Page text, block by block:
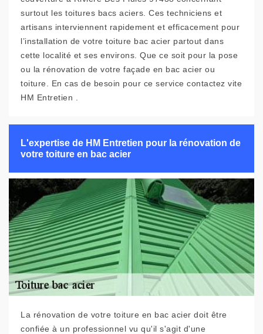
surtout les toitures bacs aciers. Ces techniciens et
artisans interviennent rapidement et efficacement pour
l’installation de votre toiture bac acier partout dans
cette localité et ses environs. Que ce soit pour la pose
ou la rénovation de votre façade en bac acier ou
toiture. En cas de besoin pour ce service contactez vite
HM Entretien .
L'expertise de HM Entretien pour la rénovation de
votre toiture en bac acier
La rénovation de votre toiture en bac acier doit être
confiée à un professionnel vu qu'il s'agit d'une